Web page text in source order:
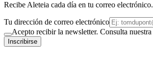
Recibe Aleteia cada día en tu correo electrónico.
Tu dirección de correo electrónico
Acepto recibir la newsletter. Consulta nuestra
Inscribirse